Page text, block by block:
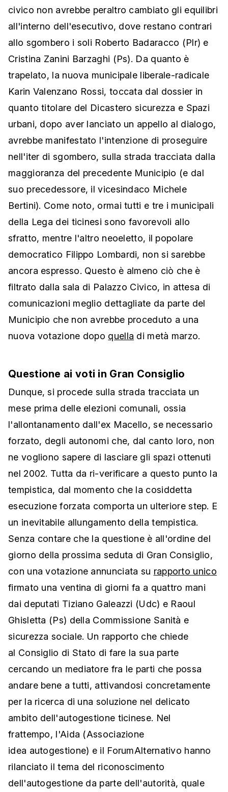
civico non avrebbe peraltro cambiato gli equilibri
all'interno dell'esecutivo, dove restano contrari
allo sgombero i soli Roberto Badaracco (Plr) e
Cristina Zanini Barzaghi (Ps). Da quanto è
trapelato, la nuova municipale liberale-radicale
Karin Valenzano Rossi, toccata dal dossier in
quanto titolare del Dicastero sicurezza e Spazi
urbani, dopo aver lanciato un appello al dialogo,
avrebbe manifestato l'intenzione di proseguire
nell'iter di sgombero, sulla strada tracciata dalla
maggioranza del precedente Municipio (e dal
suo precedessore, il vicesindaco Michele
Bertini). Come noto, ormai tutti e tre i municipali
della Lega dei ticinesi sono favorevoli allo
sfratto, mentre l'altro neoeletto, il popolare
democratico Filippo Lombardi, non si sarebbe
ancora espresso. Questo è almeno ciò che è
filtrato dalla sala di Palazzo Civico, in attesa di
comunicazioni meglio dettagliate da parte del
Municipio che non avrebbe proceduto a una
nuova votazione dopo quella di metà marzo.
Questione ai voti in Gran Consiglio
Dunque, si procede sulla strada tracciata un
mese prima delle elezioni comunali, ossia
l'allontanamento dall'ex Macello, se necessario
forzato, degli autonomi che, dal canto loro, non
ne vogliono sapere di lasciare gli spazi ottenuti
nel 2002. Tutta da ri-verificare a questo punto la
tempistica, dal momento che la cosiddetta
esecuzione forzata comporta un ulteriore step. E
un inevitabile allungamento della tempistica.
Senza contare che la questione è all'ordine del
giorno della prossima seduta di Gran Consiglio,
con una votazione annunciata su rapporto unico
firmato una ventina di giorni fa a quattro mani
dai deputati Tiziano Galeazzi (Udc) e Raoul
Ghisletta (Ps) della Commissione Sanità e
sicurezza sociale. Un rapporto che chiede
al Consiglio di Stato di fare la sua parte
cercando un mediatore fra le parti che possa
andare bene a tutti, attivandosi concretamente
per la ricerca di una soluzione nel delicato
ambito dell'autogestione ticinese. Nel
frattempo, l'Aida (Associazione
idea autogestione) e il ForumAlternativo hanno
rilanciato il tema del riconoscimento
dell'autogestione da parte dell'autorità, quale